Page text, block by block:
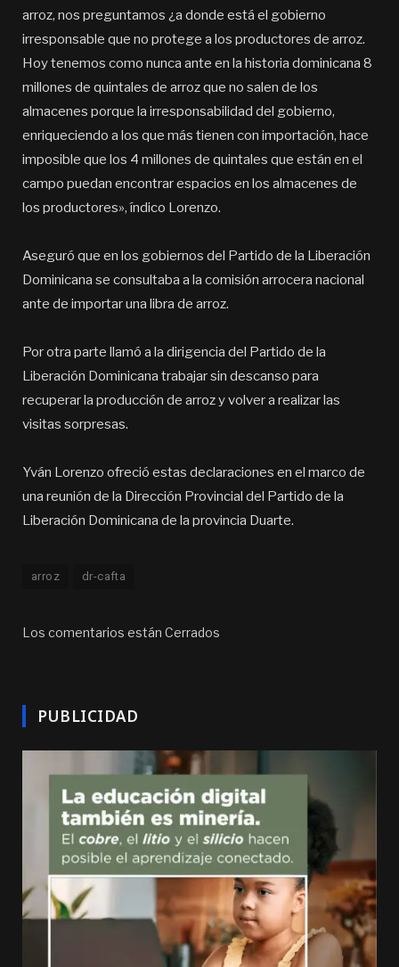
arroz, nos preguntamos ¿a donde está el gobierno
irresponsable que no protege a los productores de arroz.
Hoy tenemos como nunca ante en la historia dominicana 8
millones de quintales de arroz que no salen de los
almacenes porque la irresponsabilidad del gobierno,
enriqueciendo a los que más tienen con importación, hace
imposible que los 4 millones de quintales que están en el
campo puedan encontrar espacios en los almacenes de
los productores», índico Lorenzo.
Aseguró que en los gobiernos del Partido de la Liberación
Dominicana se consultaba a la comisión arrocera nacional
ante de importar una libra de arroz.
Por otra parte llamó a la dirigencia del Partido de la
Liberación Dominicana trabajar sin descanso para
recuperar la producción de arroz y volver a realizar las
visitas sorpresas.
Yván Lorenzo ofreció estas declaraciones en el marco de
una reunión de la Dirección Provincial del Partido de la
Liberación Dominicana de la provincia Duarte.
arroz dr-cafta
Los comentarios están Cerrados
PUBLICIDAD